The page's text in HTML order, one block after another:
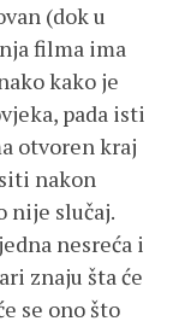
(dok u
filma ima
kako je
pada isti
otvoren kraj
nakon
nije slučaj.
nesreća i
znaju šta će
se ono što